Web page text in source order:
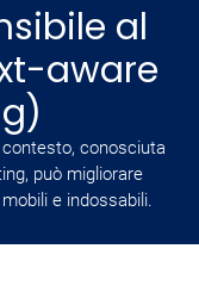
al
aware
conosciuta
può migliorare
e indossabili.